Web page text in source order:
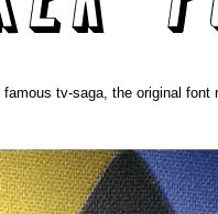
tv-saga, the original